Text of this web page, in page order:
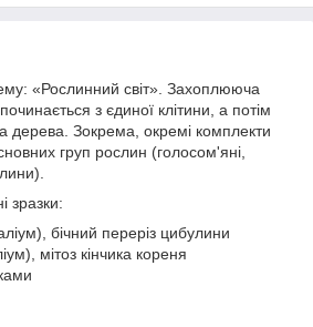
«Рослинний світ». Захоплююча
з єдиної клітини, а потім
дерева. Зокрема, окремі комплекти
груп рослин (голосом'яні,
зразки:
бічний переріз цибулини
мітоз кінчика кореня